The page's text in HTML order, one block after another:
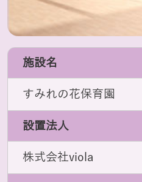
施設名
すみれの花保育園
設置法人
株式会社viola